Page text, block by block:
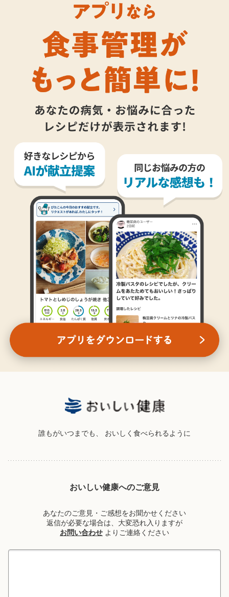
誰もがいつまでも、 おいしく食べられるように
おいしい健康へのご意見
あなたのご意見・ご感想をお聞かせください
返信が必要な場合は、大変恐れ入りますが
お問い合わせ よりご連絡ください